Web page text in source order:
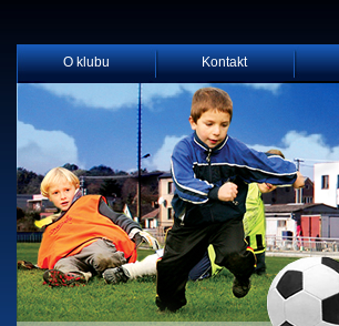
O klubu Kontakt